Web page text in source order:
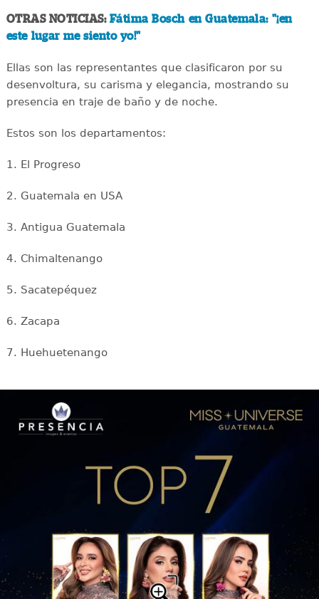
OTRAS NOTICIAS: Fátima Bosch en Guatemala: "¡en
este lugar me siento yo!"
Ellas son las representantes que clasificaron por su
desenvoltura, su carisma y elegancia, mostrando su
presencia en traje de baño y de noche.
Estos son los departamentos:
1. El Progreso
2. Guatemala en USA
3. Antigua Guatemala
4. Chimaltenango
5. Sacatepéquez
6. Zacapa
7. Huehuetenango